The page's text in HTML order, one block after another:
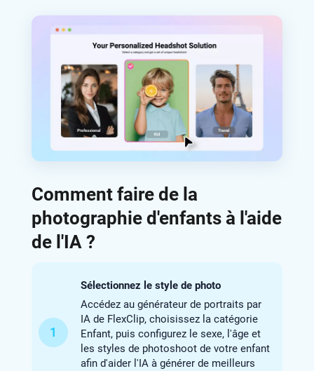
Comment faire de la
photographie d'enfants à l'aide
de l'IA ?
1
Sélectionnez le style de photo
Accédez au générateur de portraits par
IA de FlexClip, choisissez la catégorie
Enfant, puis configurez le sexe, l'âge et
les styles de photoshoot de votre enfant
afin d'aider l'IA à générer de meilleurs